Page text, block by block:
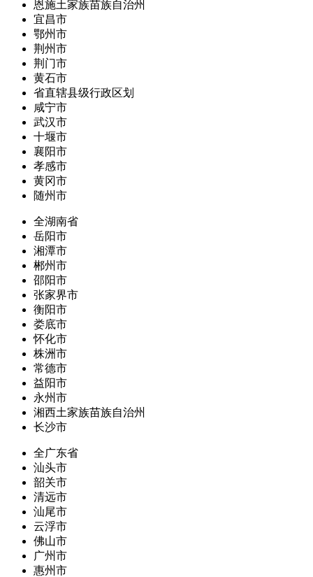
恩施土家族苗族自治州
宜昌市
鄂州市
荆州市
荆门市
黄石市
省直辖县级行政区划
咸宁市
武汉市
十堰市
襄阳市
孝感市
黄冈市
随州市
全湖南省
岳阳市
湘潭市
郴州市
邵阳市
张家界市
衡阳市
娄底市
怀化市
株洲市
常德市
益阳市
永州市
湘西土家族苗族自治州
长沙市
全广东省
汕头市
韶关市
清远市
汕尾市
云浮市
佛山市
广州市
惠州市